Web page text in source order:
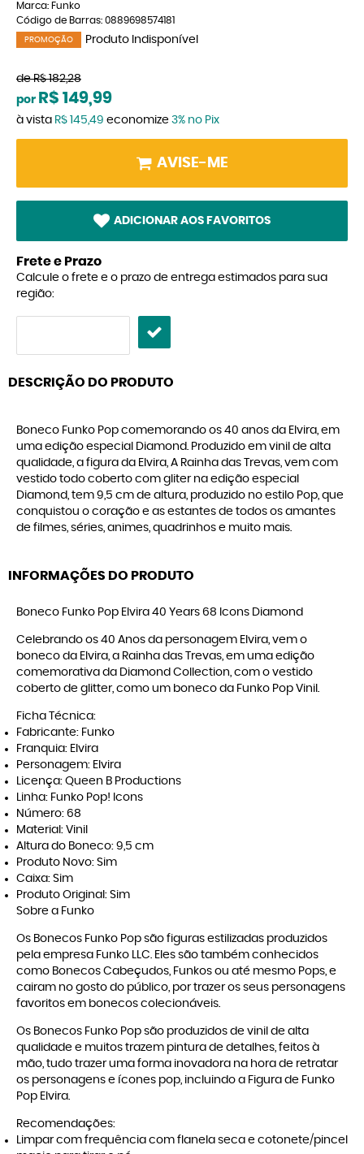
Marca: Funko
Código de Barras: 0889698574181
PROMOÇÃO Produto Indisponível
de R$ 182,28
por R$ 149,99
à vista R$ 145,49 economize 3% no Pix
AVISE-ME
ADICIONAR AOS FAVORITOS
Frete e Prazo
Calcule o frete e o prazo de entrega estimados para sua
região:
DESCRIÇÃO DO PRODUTO
Boneco Funko Pop comemorando os 40 anos da Elvira, em
uma edição especial Diamond. Produzido em vinil de alta
qualidade, a figura da Elvira, A Rainha das Trevas, vem com
vestido todo coberto com gliter na edição especial
Diamond, tem 9,5 cm de altura, produzido no estilo Pop, que
conquistou o coração e as estantes de todos os amantes
de filmes, séries, animes, quadrinhos e muito mais.
INFORMAÇÕES DO PRODUTO
Boneco Funko Pop Elvira 40 Years 68 Icons Diamond
Celebrando os 40 Anos da personagem Elvira, vem o
boneco da Elvira, a Rainha das Trevas, em uma edição
comemorativa da Diamond Collection, com o vestido
coberto de glitter, como um boneco da Funko Pop Vinil.
Ficha Técnica:
Fabricante: Funko
Franquia: Elvira
Personagem: Elvira
Licença: Queen B Productions
Linha: Funko Pop! Icons
Número: 68
Material: Vinil
Altura do Boneco: 9,5 cm
Produto Novo: Sim
Caixa: Sim
Produto Original: Sim
Sobre a Funko
Os Bonecos Funko Pop são figuras estilizadas produzidos
pela empresa Funko LLC. Eles são também conhecidos
como Bonecos Cabeçudos, Funkos ou até mesmo Pops, e
cairam no gosto do público, por trazer os seus personagens
favoritos em bonecos colecionáveis.
Os Bonecos Funko Pop são produzidos de vinil de alta
qualidade e muitos trazem pintura de detalhes, feitos à
mão, tudo trazer uma forma inovadora na hora de retratar
os personagens e ícones pop, incluindo a Figura de Funko
Pop Elvira.
Recomendações:
Limpar com frequência com flanela seca e cotonete/pincel